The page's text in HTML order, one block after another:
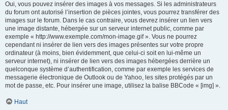
Oui, vous pouvez insérer des images à vos messages. Si les administrateurs
du forum ont autorisé l’insertion de pièces jointes, vous pourrez transférer des
images sur le forum. Dans le cas contraire, vous devrez insérer un lien vers
une image distante, hébergée sur un serveur internet public, comme par
exemple « http://www.exemple.com/mon-image.gif ». Vous ne pourrez
cependant ni insérer de lien vers des images présentes sur votre propre
ordinateur (à moins, bien évidemment, que celui-ci soit en lui-même un
serveur internet), ni insérer de lien vers des images hébergées derrière un
quelconque système d’authentification, comme par exemple les services de
messagerie électronique de Outlook ou de Yahoo, les sites protégés par un
mot de passe, etc. Pour insérer une image, utilisez la balise BBCode « [img] ».
Haut